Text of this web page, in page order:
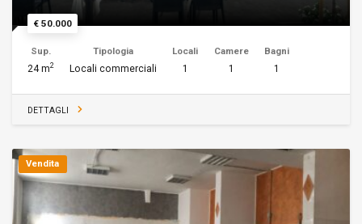
€ 50.000
Sup.
24 m2
Tipologia
Locali commerciali
Locali
1
Camere
1
Bagni
1
DETTAGLI
Vendita